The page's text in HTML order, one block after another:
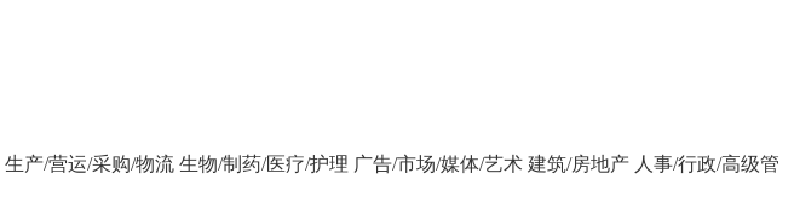
生产/营运/采购/物流 生物/制药/医疗/护理 广告/市场/媒体/艺术 建筑/房地产 人事/行政/高级管